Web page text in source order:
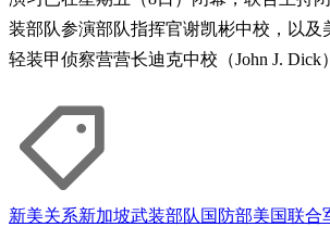
装部队参演部队指挥官谢凯彬中校，以及
轻装甲侦察营营长迪克中校（John J. Dick
新美关系新加坡武装部队国防部美国联合